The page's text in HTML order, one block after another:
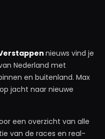
nieuws vind je
Nederland met
en buitenland. Max
jacht naar nieuwe
een overzicht van alle
van de races en real-